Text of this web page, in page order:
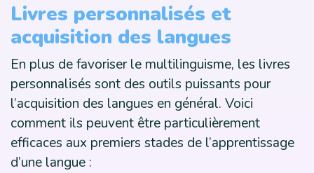
Livres personnalisés et
acquisition des langues
En plus de favoriser le multilinguisme, les livres
personnalisés sont des outils puissants pour
l’acquisition des langues en général. Voici
comment ils peuvent être particulièrement
efficaces aux premiers stades de l’apprentissage
d’une langue :